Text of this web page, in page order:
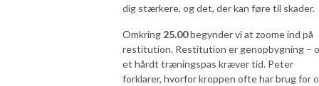
dig stærkere, og det, der kan føre til skader.
Omkring 25.00begynder vi at zoome ind på
restitution. Restitution er genopbygning –
et hårdt træningspas kræver tid. Peter
forklarer, hvorfor kroppen ofte har brug for